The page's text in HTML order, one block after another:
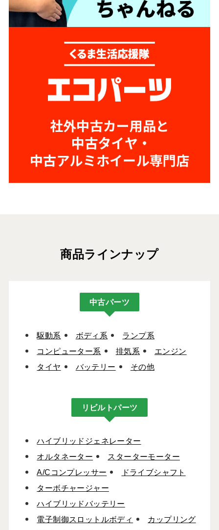
商品ラインナップ
中古パーツ
駆動系 ボディ系
ランプ系
コンピューター系
排気系
エンジン
タイヤ
バッテリー その他
リビルトパーツ
ハイブリッドジェネレーター
オルタネーター
スターターモーター
A/Cコンプレッサー
ドライブシャフト
ターボチャージャー
ハイブリッドバッテリー
電子制御スロットルボディ
カップリング